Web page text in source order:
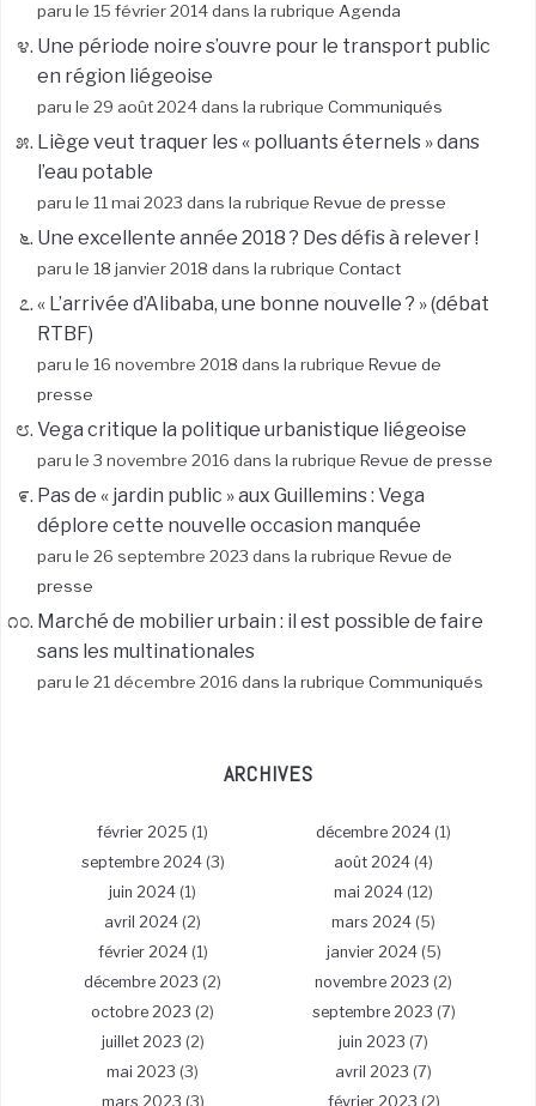
paru le 15 février 2014 dans la rubrique Agenda
Une période noire s’ouvre pour le transport public
en région liégeoise
paru le 29 août 2024 dans la rubrique Communiqués
Liège veut traquer les « polluants éternels » dans
l’eau potable
paru le 11 mai 2023 dans la rubrique Revue de presse
Une excellente année 2018 ? Des défis à relever !
paru le 18 janvier 2018 dans la rubrique Contact
« L’arrivée d’Alibaba, une bonne nouvelle ? » (débat
RTBF)
paru le 16 novembre 2018 dans la rubrique Revue de
presse
Vega critique la politique urbanistique liégeoise
paru le 3 novembre 2016 dans la rubrique Revue de presse
Pas de « jardin public » aux Guillemins : Vega
déplore cette nouvelle occasion manquée
paru le 26 septembre 2023 dans la rubrique Revue de
presse
Marché de mobilier urbain : il est possible de faire
sans les multinationales
paru le 21 décembre 2016 dans la rubrique Communiqués
ARCHIVES
février 2025 (1) décembre 2024 (1)
septembre 2024(3) août 2024 (4)
juin 2024 (1) mai 2024 (12)
avril 2024 (2) mars 2024 (5)
février 2024(1) janvier 2024(5)
décembre 2023 (2) novembre 2023 (2)
octobre 2023 (2) septembre 2023 (7)
juillet 2023 (2) juin 2023 (7)
mai 2023 (3) avril 2023 (7)
mars 2023 (3) février 2023 (2)